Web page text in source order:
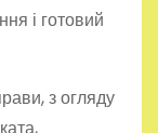
і готовий
з огляду